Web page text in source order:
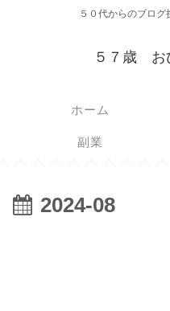
５０代からのブロ
５７歳 お
ホーム
副業
2024-08